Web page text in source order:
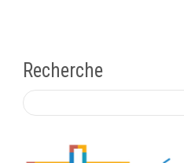
Recherche